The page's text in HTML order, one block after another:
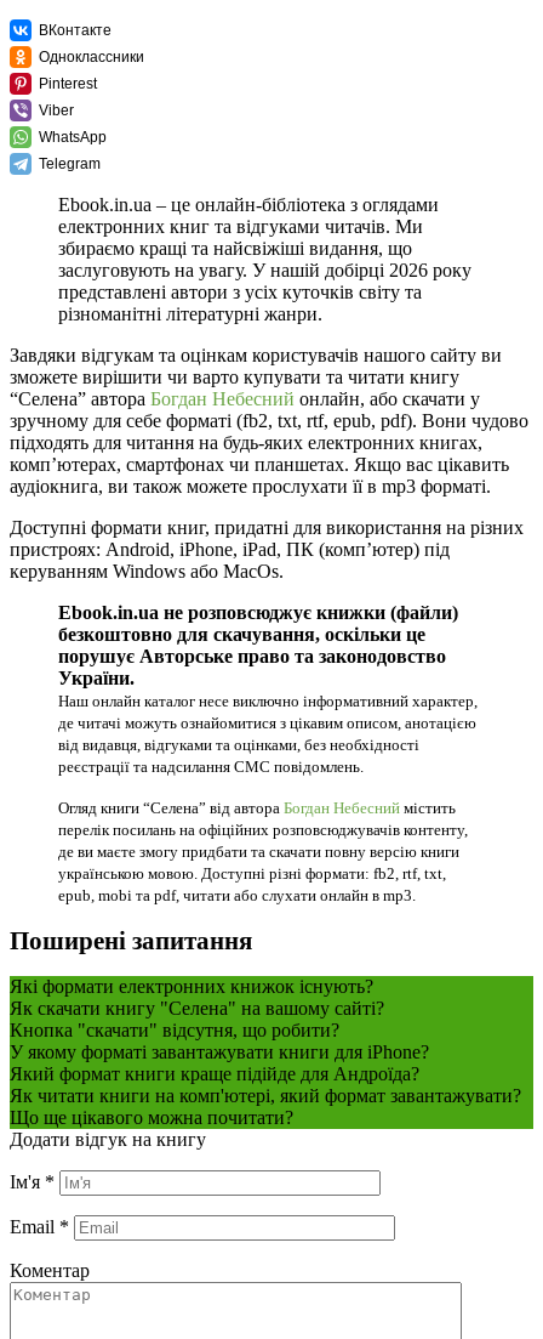
ВКонтакте
Одноклассники
Pinterest
Viber
WhatsApp
Telegram
Ebook.in.ua – це онлайн-бібліотека з оглядами
електронних книг та відгуками читачів. Ми
збираємо кращі та найсвіжіші видання, що
заслуговують на увагу. У нашій добірці 2026 року
представлені автори з усіх куточків світу та
різноманітні літературні жанри.
Завдяки відгукам та оцінкам користувачів нашого сайту ви
зможете вирішити чи варто купувати та читати книгу
“Селена” автора Богдан Небесний онлайн, або скачати у
зручному для себе форматі (fb2, txt, rtf, epub, pdf). Вони чудово
підходять для читання на будь-яких електронних книгах,
комп’ютерах, смартфонах чи планшетах. Якщо вас цікавить
аудіокнига, ви також можете прослухати її в mp3 форматі.
Доступні формати книг, придатні для використання на різних
пристроях: Android, iPhone, iPad, ПК (комп’ютер) під
керуванням Windows або MacOs.
Ebook.in.ua не розповсюджує книжки (файли)
безкоштовно для скачування, оскільки це
порушує Авторське право та законодовство
України.
Наш онлайн каталог несе виключно інформативний характер,
де читачі можуть ознайомитися з цікавим описом, анотацією
від видавця, відгуками та оцінками, без необхідності
реєстрації та надсилання СМС повідомлень.
Огляд книги “Селена” від автора Богдан Небесний містить
перелік посилань на офіційних розповсюджувачів контенту,
де ви маєте змогу придбати та скачати повну версію книги
українською мовою. Доступні різні формати: fb2, rtf, txt,
epub, mobi та pdf, читати або слухати онлайн в mp3.
Поширені запитання
Які формати електронних книжок існують?
Як скачати книгу "Селена" на вашому сайті?
Кнопка "скачати" відсутня, що робити?
У якому форматі завантажувати книги для iPhone?
Який формат книги краще підійде для Андроїда?
Як читати книги на комп'ютері, який формат завантажувати?
Що ще цікавого можна почитати?
Додати відгук на книгу
Ім'я *
Email *
Коментар